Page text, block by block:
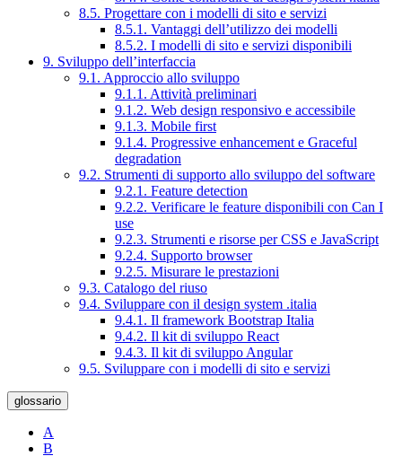
8.5. Progettare con i modelli di sito e servizi
8.5.1. Vantaggi dell’utilizzo dei modelli
8.5.2. I modelli di sito e servizi disponibili
9. Sviluppo dell’interfaccia
9.1. Approccio allo sviluppo
9.1.1. Attività preliminari
9.1.2. Web design responsivo e accessibile
9.1.3. Mobile first
9.1.4. Progressive enhancement e Graceful
degradation
9.2. Strumenti di supporto allo sviluppo del software
9.2.1. Feature detection
9.2.2. Verificare le feature disponibili con Can I
use
9.2.3. Strumenti e risorse per CSS e JavaScript
9.2.4. Supporto browser
9.2.5. Misurare le prestazioni
9.3. Catalogo del riuso
9.4. Sviluppare con il design system .italia
9.4.1. Il framework Bootstrap Italia
9.4.2. Il kit di sviluppo React
9.4.3. Il kit di sviluppo Angular
9.5. Sviluppare con i modelli di sito e servizi
glossario
A
B